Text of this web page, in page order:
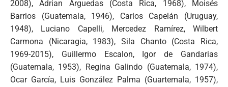
2008), Adrian Arguedas (Costa Rica, 1968), Moisés
Barrios (Guatemala, 1946), Carlos Capelán (Uruguay,
1948), Luciano Capelli, Mercedez Ramírez, Wilbert
Carmona (Nicaragia, 1983), Sila Chanto (Costa Rica,
1969-2015), Guillermo Escalon, Igor de Gandarias
(Guatemala, 1953), Regina Galindo (Guatemala, 1974),
Ocar García, Luis González Palma (Guartemala, 1957),